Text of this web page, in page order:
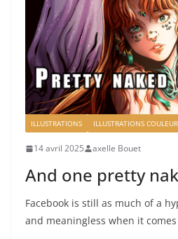
ILLUSTRATIONS ILLUSTRATIONS
14 avril 2025 axelle Bouet
And one pretty
Facebook is still as much of a
and meaningless when it